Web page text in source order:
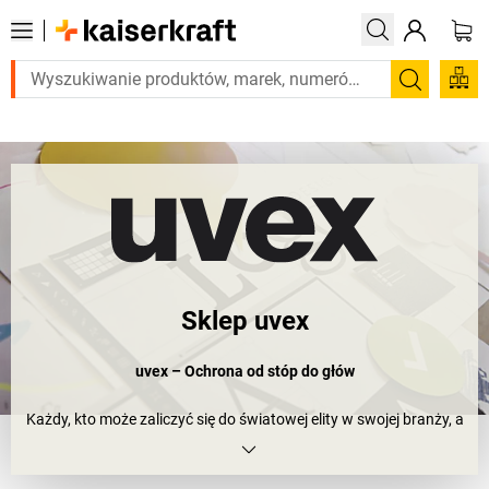
tego pilnie? Wybrane bestsellery dostarczamy w ciągu 2-3 dni
Szukaj
Sklep uvex
uvex – Ochrona od stóp do głów
Każdy, kto może zaliczyć się do światowej elity w swojej branży, a
w niektórych dziedzinach jest nawet liderem rynku, z pewnością